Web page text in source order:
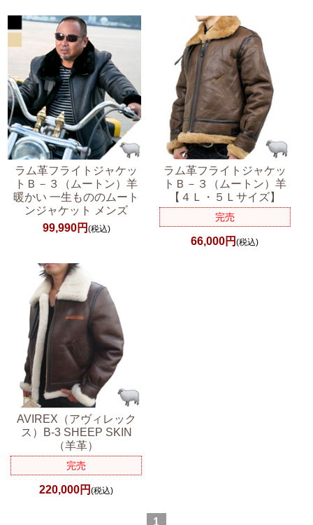
ラム革フライトジャケッ
トＢ－３（ムートン）羊
暖かい 一生もののムート
ンジャケット メンズ
99,990円 (税込)
ラム革フライトジャケッ
トＢ－３（ムートン）羊
【４Ｌ・５Ｌサイズ】
完売
66,000円(税込)
AVIREX（アヴィレック
ス）B-3 SHEEP SKIN
（羊革）
完売
220,000円(税込)
1